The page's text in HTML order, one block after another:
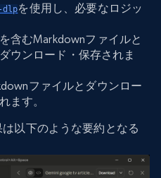
を使用し、必要なロジッ
含むMarkdownファイルと
ウンロード・保存されま
ファイルとダウンロー
ます。
以下のような要約となる